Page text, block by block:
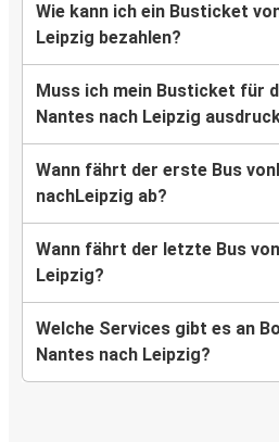
Wie kann ich ein Busticket
Leipzig bezahlen?
Muss ich mein Busticket für
Nantes nach Leipzig
Wann fährt der erste Bus
nachLeipzig ab?
Wann fährt der letzte Bus
Leipzig?
Welche Services gibt es an
Nantes nach Leipzig?